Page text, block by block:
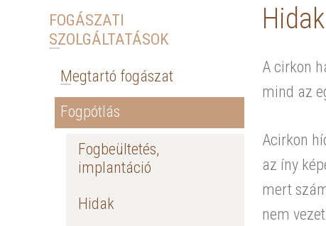
Hidak
A cirkon
mind az
Acirkon
az íny
mert
nem
FOGÁSZATI
SZOLGÁLTATÁSOK
Megtartó fogászat
Fogpótlás
Fogbeültetés,
implantáció
Hidak